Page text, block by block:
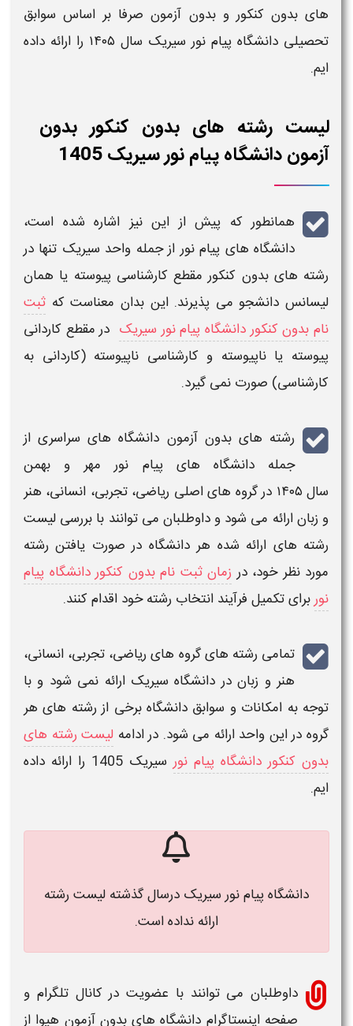
های بدون کنکور و بدون آزمون صرفا بر اساس سوابق
تحصیلی دانشگاه پیام نور سیریک سال ۱۴۰۵
را ارائه داده
ایم.
لیست رشته های بدون کنکور بدون
آزمون دانشگاه پیام نور سیریک 1405
همانطور که پیش از این نیز اشاره شده است،
دانشگاه های پیام نوراز جمله واحد سیریک تنها در
رشته های بدون کنکورمقطع کارشناسی پیوسته یا همان
لیسانس دانشجو می پذیرند. این بدان معناست که ثبت
نام بدون کنکور دانشگاه پیام نور سیریک در مقطع کاردانی
پیوسته یا ناپیوسته و کارشناسی ناپیوسته (کاردانی به
کارشناسی) صورت نمی گیرد.
رشته های بدون آزمون دانشگاه های سراسریاز
جمله دانشگاه های پیام نور مهر و بهمن
سال ۱۴۰۵
در گروه های اصلی ریاضی، تجربی، انسانی، هنر
و زبان ارائه می شود و داوطلبان می توانند با بررسی لیست
رشته های ارائه شده هردانشگاه در صورت یافتن رشته
مورد نظر خود، در زمان ثبت نام بدون کنکور دانشگاه پیام
نوربرای تکمیل فرآیند انتخاب رشتهخود اقدام کنند.
تمامی رشته هایگروه های ریاضی، تجربی، انسانی،
هنر و زبان دردانشگاه سیریک ارائه نمی شود و با
توجه به امکانات و سوابق دانشگاه برخی از رشته های هر
گروه در این واحد ارائه می شود. در ادامه لیست رشته های
بدون کنکور دانشگاه پیام نورسیریک 1405 را ارائه داده
ایم.
دانشگاه پیام نور سیریک درسال گذشته لیست رشته
ارائه نداده است.
داوطلبان می توانند با عضویت در کانال تلگرام و
صفحه اینستاگرام دانشگاه های بدون آزمون هیوا از